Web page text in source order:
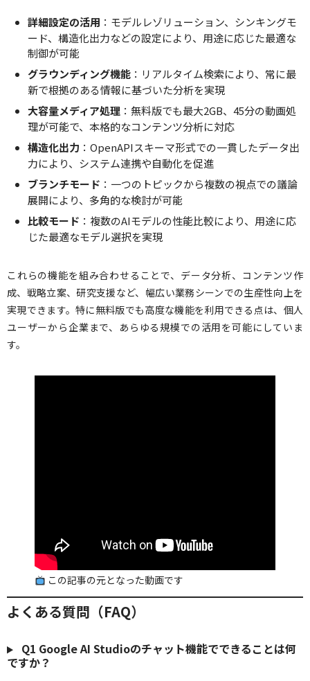
詳細設定の活用 ：モデルレゾリューション、シンキングモ
ード、構造化出力などの設定により、用途に応じた最適な
制御が可能
グラウンディング機能 ：リアルタイム検索により、常に最
新で根拠のある情報に基づいた分析を実現
大容量メディア処理 ：無料版でも最大2GB、45分の動画処
理が可能で、本格的なコンテンツ分析に対応
構造化出力 ：OpenAPIスキーマ形式での一貫したデータ出
力により、システム連携や自動化を促進
ブランチモード ：一つのトピックから複数の視点での議論
展開により、多角的な検討が可能
比較モード ：複数のAIモデルの性能比較により、用途に応
じた最適なモデル選択を実現
これらの機能を組み合わせることで、データ分析、コンテンツ作
成、戦略立案、研究支援など、幅広い業務シーンでの生産性向上を
実現できます。特に無料版でも高度な機能を利用できる点は、個人
ユーザーから企業まで、あらゆる規模での活用を可能にしていま
す。
この記事の元となった動画です
よくある質問（FAQ）
Q1 Google AI Studioのチャット機能でできることは何
ですか？